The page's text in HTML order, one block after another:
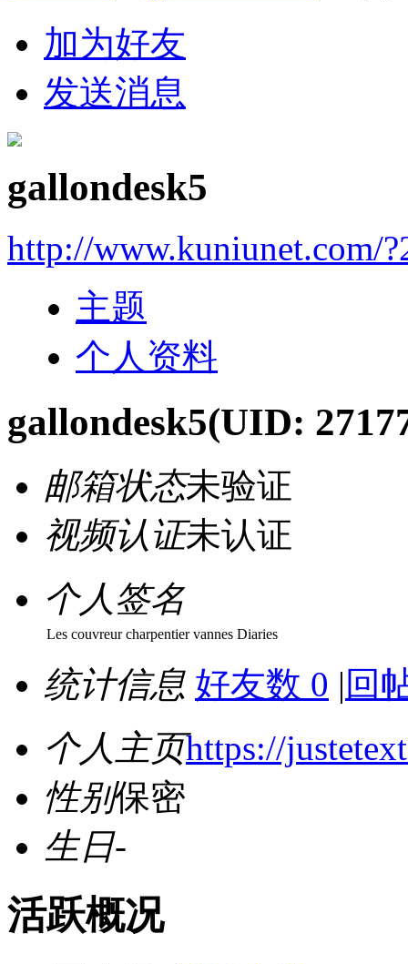
加为好友
发送消息
gallondesk5
http://www.kuniunet.com/
主题
个人资料
gallondesk5(UID:
邮箱状态未验证
视频认证未认证
个人签名
Les couvreur charpentier vannes Diaries
统计信息 好友数 0 | 回
个人主页https://
性别保密
生日-
活跃概况